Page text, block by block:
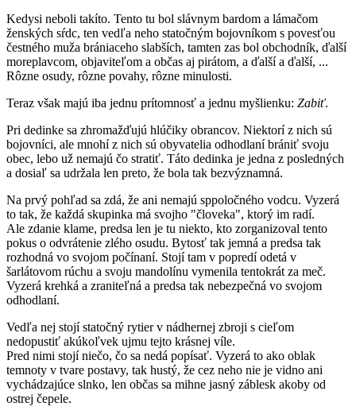
Kedysi neboli takíto. Tento tu bol slávnym bardom a lámačom
ženských sŕdc, ten vedľa neho statočným bojovníkom s povesťou
čestného muža brániaceho slabších, tamten zas bol obchodník, ďalší
moreplavcom, objaviteľom a občas aj pirátom, a ďalší a ďalší, ...
Rôzne osudy, rôzne povahy, rôzne minulosti.
Teraz však majú iba jednu prítomnosť a jednu myšlienku: Zabiť.
Pri dedinke sa zhromažďujú hlúčiky obrancov. Niektorí z nich sú
bojovníci, ale mnohí z nich sú obyvatelia odhodlaní brániť svoju
obec, lebo už nemajú čo stratiť. Táto dedinka je jedna z posledných
a dosiaľ sa udržala len preto, že bola tak bezvýznamná.
Na prvý pohľad sa zdá, že ani nemajú sppoločného vodcu. Vyzerá
to tak, že každá skupinka má svojho "človeka", ktorý im radí.
Ale zdanie klame, predsa len je tu niekto, kto zorganizoval tento
pokus o odvrátenie zlého osudu. Bytosť tak jemná a predsa tak
rozhodná vo svojom počínaní. Stojí tam v popredí odetá v
šarlátovom rúchu a svoju mandolínu vymenila tentokrát za meč.
Vyzerá krehká a zraniteľná a predsa tak nebezpečná vo svojom
odhodlaní.
Vedľa nej stojí statočný rytier v nádhernej zbroji s cieľom
nedopustiť akúkoľvek ujmu tejto krásnej víle.
Pred nimi stojí niečo, čo sa nedá popísať. Vyzerá to ako oblak
temnoty v tvare postavy, tak hustý, že cez neho nie je vidno ani
vychádzajúce slnko, len občas sa mihne jasný záblesk akoby od
ostrej čepele.